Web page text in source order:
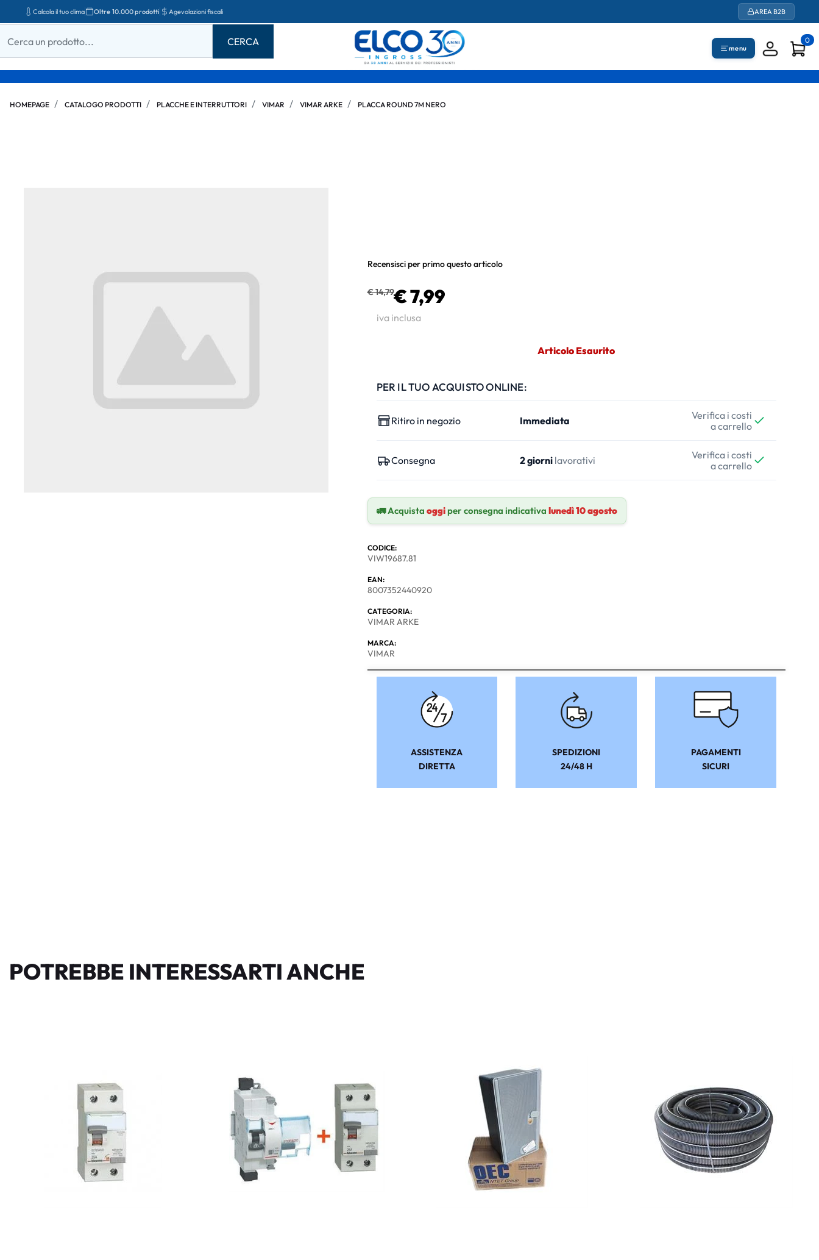
Calcola il tuo clima Oltre 10.000 prodotti Agevolazioni fiscali AREA B2B
menu
0
HOMEPAGE CATALOGO PRODOTTI PLACCHE E INTERRUTTORI VIMAR VIMAR ARKE PLACCA ROUND 7M NERO
Recensisci per primo questo articolo
€ 14,79€ 7,99
iva inclusa
Articolo Esaurito
PER IL TUO ACQUISTO ONLINE:
Ritiro in negozio Immediata
Verifica i costi
a carrello
Consegna 2 giornilavorativi
Verifica i costi
a carrello
🚛 Acquista oggiper consegna indicativa lunedì 10 agosto
CODICE:
VIW19687.81
EAN:
8007352440920
CATEGORIA:
VIMAR ARKE
MARCA:
VIMAR
ASSISTENZA
DIRETTA
SPEDIZIONI
24/48 H
PAGAMENTI
SICURI
POTREBBE INTERESSARTI ANCHE